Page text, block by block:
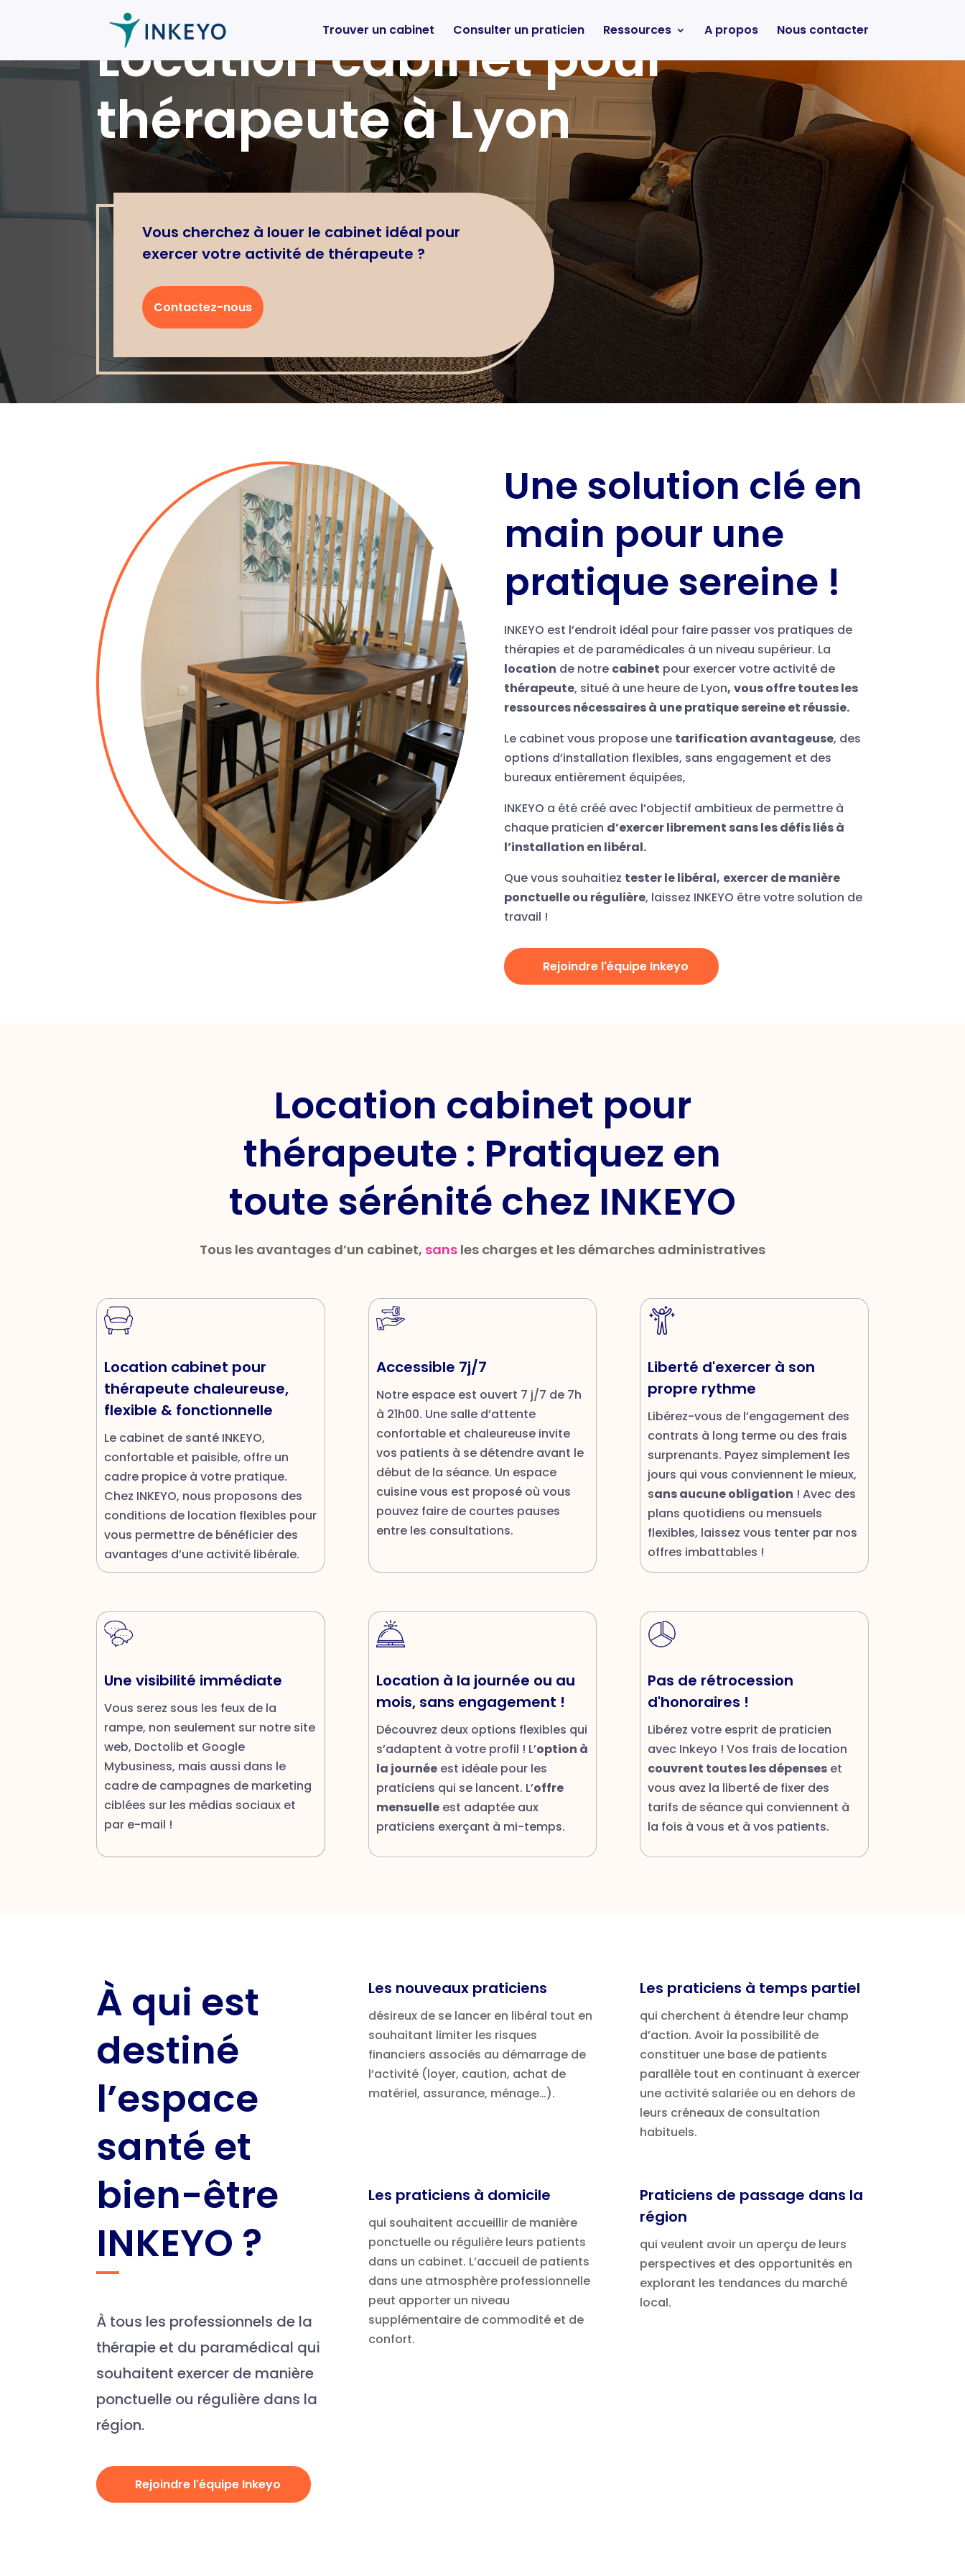
Trouver un cabinet Consulter un praticien Ressources A propos Nous contacter
Location cabinet pour
thérapeute à Lyon
Vous cherchez à louer le cabinet idéal pour
exercer votre activité de thérapeute ?
Contactez-nous
Une solution clé en
main pour une
pratique sereine !
INKEYO est l’endroit idéal pour faire passer vos pratiques de
thérapies et de paramédicales à un niveau supérieur. La
location de notre cabinet pour exercer votre activité de
thérapeute, situé à une heure de Lyon, vous offre toutes les
ressources nécessaires à une pratique sereine et réussie.
Le cabinet vous propose une tarification avantageuse, des
options d’installation flexibles, sans engagement et des
bureaux entièrement équipées,
INKEYO a été créé avec l’objectif ambitieux de permettre à
chaque praticien d’exercer librement sans les défis liés à
l’installation en libéral.
Que vous souhaitiez tester le libéral, exercer de manière
ponctuelle ou régulière, laissez INKEYO être votre solution de
travail !
Rejoindre l'équipe Inkeyo
Location cabinet pour
thérapeute : Pratiquez en
toute sérénité chez INKEYO
Tous les avantages d’un cabinet, sansles charges et les démarches administratives
Location cabinet pour
thérapeute chaleureuse,
flexible & fonctionnelle
Le cabinet de santé INKEYO,
confortable et paisible, offre un
cadre propice à votre pratique.
Chez INKEYO, nous proposons des
conditions de location flexibles pour
vous permettre de bénéficier des
avantages d’une activité libérale.
Accessible 7j/7
Notre espace est ouvert 7 j/7 de 7h
à 21h00. Une salle d’attente
confortable et chaleureuse invite
vos patients à se détendre avant le
début de la séance. Un espace
cuisine vous est proposé où vous
pouvez faire de courtes pauses
entre les consultations.
Liberté d'exercer à son
propre rythme
Libérez-vous de l’engagement des
contrats à long terme ou des frais
surprenants. Payez simplement les
jours qui vous conviennent le mieux,
sans aucune obligation ! Avec des
plans quotidiens ou mensuels
flexibles, laissez vous tenter par nos
offres imbattables !
Une visibilité immédiate
Vous serez sous les feux de la
rampe, non seulement sur notre site
web, Doctolib et Google
Mybusiness, mais aussi dans le
cadre de campagnes de marketing
ciblées sur les médias sociaux et
par e-mail !
Location à la journée ou au
mois, sans engagement !
Découvrez deux options flexibles qui
s’adaptent à votre profil ! L’option à
la journéeest idéale pour les
praticiens qui se lancent. L’offre
mensuelleest adaptée aux
praticiens exerçant à mi-temps.
Pas de rétrocession
d'honoraires !
Libérez votre esprit de praticien
avec Inkeyo ! Vos frais de location
couvrent toutes les dépenseset
vous avez la liberté de fixer des
tarifs de séance qui conviennent à
la fois à vous et à vos patients.
À qui est
destiné
l’espace
santé et
bien-être
INKEYO ?
À tous les professionnels de la
thérapie et du paramédical qui
souhaitent exercer de manière
ponctuelle ou régulière dans la
région.
Rejoindre l'équipe Inkeyo
Les nouveaux praticiens
désireux de se lancer en libéral tout en
souhaitant limiter les risques
financiers associés au démarrage de
l’activité (loyer, caution, achat de
matériel, assurance, ménage…).
Les praticiens à temps partiel
qui cherchent à étendre leur champ
d’action. Avoir la possibilité de
constituer une base de patients
parallèle tout en continuant à exercer
une activité salariée ou en dehors de
leurs créneaux de consultation
habituels.
Les praticiens à domicile
qui souhaitent accueillir de manière
ponctuelle ou régulière leurs patients
dans un cabinet. L’accueil de patients
dans une atmosphère professionnelle
peut apporter un niveau
supplémentaire de commodité et de
confort.
Praticiens de passage dans la
région
qui veulent avoir un aperçu de leurs
perspectives et des opportunités en
explorant les tendances du marché
local.